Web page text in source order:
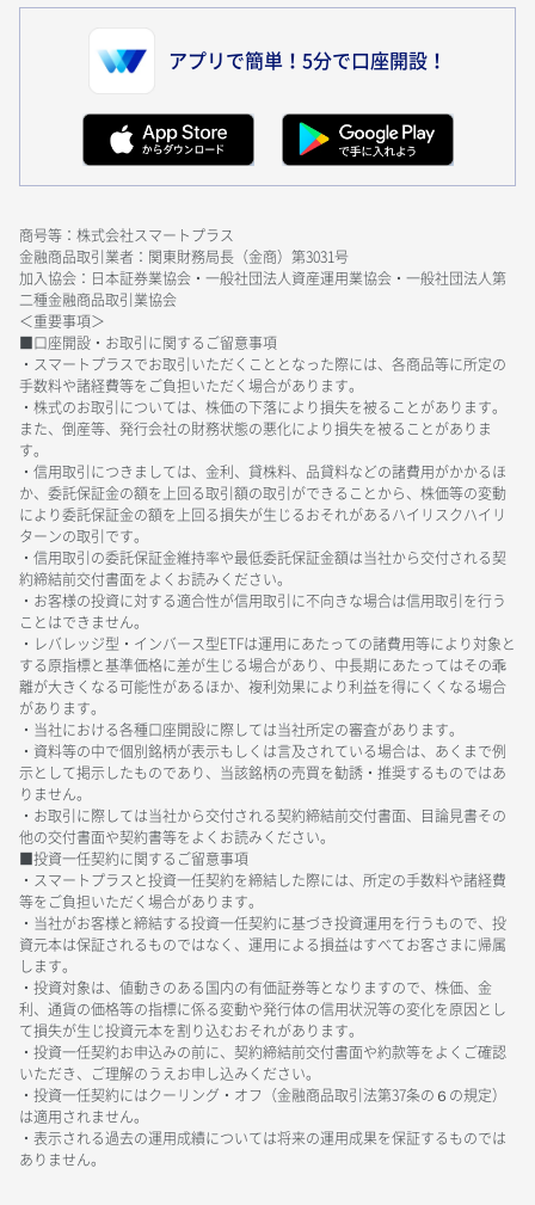
アプリで簡単！5分で口座開設！
商号等：株式会社スマートプラス
金融商品取引業者：関東財務局長（金商）第3031号
加入協会：日本証券業協会・一般社団法人資産運用業協会・一般社団法人第
二種金融商品取引業協会
＜重要事項＞
■口座開設・お取引に関するご留意事項
・スマートプラスでお取引いただくこととなった際には、各商品等に所定の
手数料や諸経費等をご負担いただく場合があります。
・株式のお取引については、株価の下落により損失を被ることがあります。
また、倒産等、発行会社の財務状態の悪化により損失を被ることがありま
す。
・信用取引につきましては、金利、貸株料、品貸料などの諸費用がかかるほ
か、委託保証金の額を上回る取引額の取引ができることから、株価等の変動
により委託保証金の額を上回る損失が生じるおそれがあるハイリスクハイリ
ターンの取引です。
・信用取引の委託保証金維持率や最低委託保証金額は当社から交付される契
約締結前交付書面をよくお読みください。
・お客様の投資に対する適合性が信用取引に不向きな場合は信用取引を行う
ことはできません。
・レバレッジ型・インバース型ETFは運用にあたっての諸費用等により対象と
する原指標と基準価格に差が生じる場合があり、中長期にあたってはその乖
離が大きくなる可能性があるほか、複利効果により利益を得にくくなる場合
があります。
・当社における各種口座開設に際しては当社所定の審査があります。
・資料等の中で個別銘柄が表示もしくは言及されている場合は、あくまで例
示として掲示したものであり、当該銘柄の売買を勧誘・推奨するものではあ
りません。
・お取引に際しては当社から交付される契約締結前交付書面、目論見書その
他の交付書面や契約書等をよくお読みください。
■投資一任契約に関するご留意事項
・スマートプラスと投資一任契約を締結した際には、所定の手数料や諸経費
等をご負担いただく場合があります。
・当社がお客様と締結する投資一任契約に基づき投資運用を行うもので、投
資元本は保証されるものではなく、運用による損益はすべてお客さまに帰属
します。
・投資対象は、値動きのある国内の有価証券等となりますので、株価、金
利、通貨の価格等の指標に係る変動や発行体の信用状況等の変化を原因とし
て損失が生じ投資元本を割り込むおそれがあります。
・投資一任契約お申込みの前に、契約締結前交付書面や約款等をよくご確認
いただき、ご理解のうえお申し込みください。
・投資一任契約にはクーリング・オフ（金融商品取引法第37条の６の規定）
は適用されません。
・表示される過去の運用成績については将来の運用成果を保証するものでは
ありません。